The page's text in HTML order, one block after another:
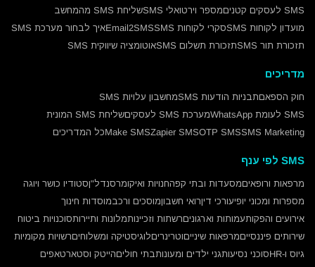
SMS לעסקים קטנים
מספר וירטואלי SMS
שליחת SMS מהמחשב
מועדון לקוחות SMS
סקרי לקוחות SMS Email2SMSאיך לבחור מערכת SMS
תזכורת תור SMS
תזכורת תשלום SMS אוטומציה שיווקית SMS
מדריכים
חוק הספאםתבניות הודעות SMS
מחשבון עלויות SMS
SMS לעומת WhatsApp
מערכת SMS לעסקים
שליחת SMS המונית
SMS Marketing
OTP SMS
Zapier SMS
Make SMSכל המדריכים
SMS לפי ענף
מרפאות ורופאיםמסעדות ובתי קפהחנויות ואיקומרסנדל"ןסטודיו כושר ויוגה
מספרות ומכוני יופיעורכי דיןרואי חשבוןמוסכים ורכבמוסדות חינוך
אירועים והפקותעמותות וארגוניםרשתות וזכיינותמלונות ותיירותסוכנויות ביטוח
שירותים פיננסייםמרפאות שינייםוטרינריםלוגיסטיקה ומשלוחיםרשויות מקומיות
גיוס ו-HR
סוכני נסיעותגני ילדים ומעונותבתי חוליםהייטק וסטארטאפים